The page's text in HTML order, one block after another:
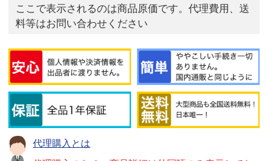
ここで表示されるのは商品原価です。代理費用、送
料等はお問い合わせください
代理購入とは